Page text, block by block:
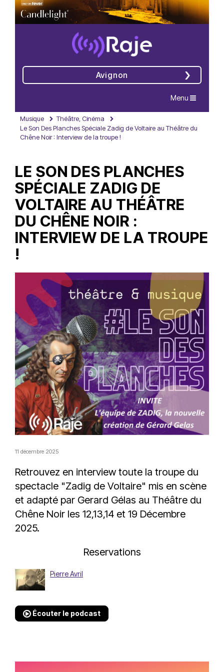
Avignon
Navigation
Menu
Musique
Théâtre, Cinéma
Le Son Des Planches Spéciale Zadig de Voltaire au Théâtre du
Chêne Noir : Interview de la troupe !
LE SON DES PLANCHES
SPÉCIALE ZADIG DE
VOLTAIRE AU THÉÂTRE
DU CHÊNE NOIR :
INTERVIEW DE LA TROUPE
!
11 décembre 2025
Retrouvez en interview toute la troupe du
spectacle "Zadig de Voltaire" mis en scène
et adapté par Gerard Gélas au Théâtre du
Chêne Noir les 12,13,14 et 19 Décembre
2025.
Reservations
Pierre Avril
Écouter le podcast